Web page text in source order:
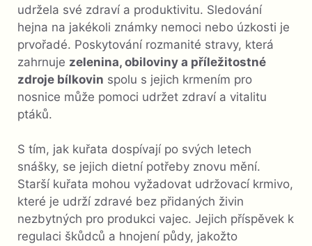
udržela své zdraví a produktivitu. Sledování
hejna na jakékoli známky nemoci nebo úzkosti je
prvořadé. Poskytování rozmanité stravy, která
zahrnuje zelenina, obiloviny a příležitostné
zdroje bílkovin spolu s jejich krmením pro
nosnice může pomoci udržet zdraví a vitalitu
ptáků.
S tím, jak kuřata dospívají po svých letech
snášky, se jejich dietní potřeby znovu mění.
Starší kuřata mohou vyžadovat udržovací krmivo,
které je udrží zdravé bez přidaných živin
nezbytných pro produkci vajec. Jejich příspěvek k
regulaci škůdců a hnojení půdy, jakožto